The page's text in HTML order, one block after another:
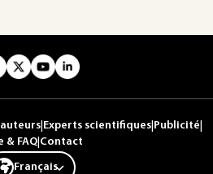
Experts scientifiques Publicité
& FAQ| Contact
Français